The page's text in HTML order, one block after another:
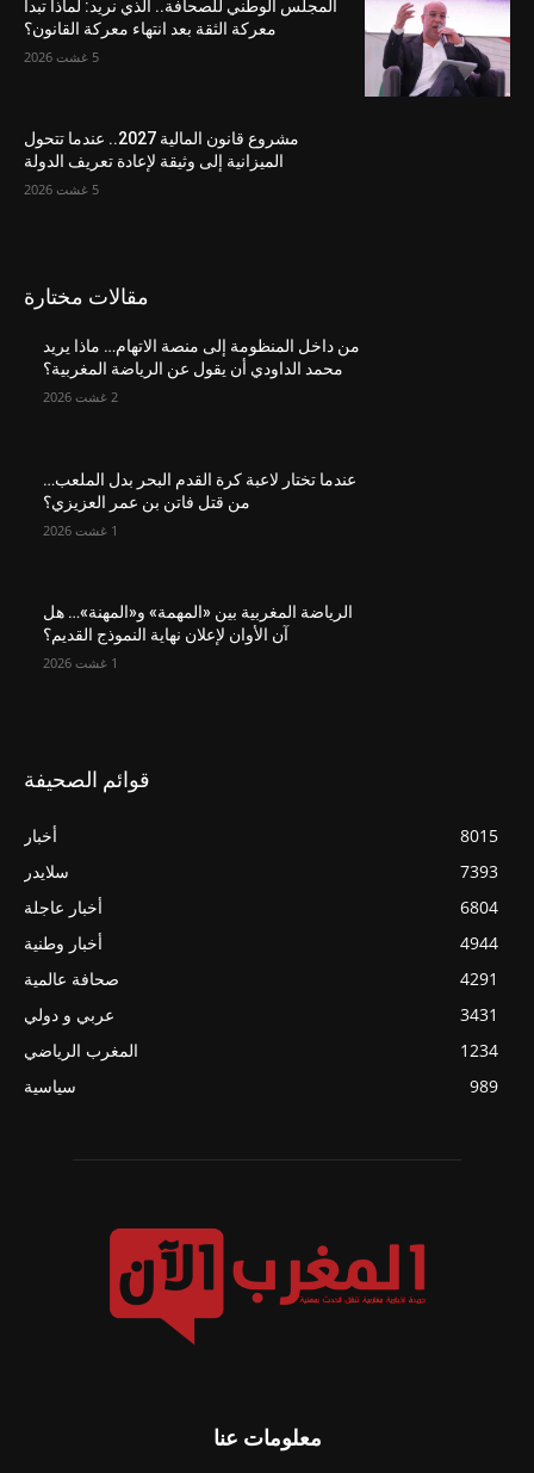
المجلس الوطني للصحافة.. الذي نريد: لماذا تبدأ
معركة الثقة بعد انتهاء معركة القانون؟
5 غشت 2026
مشروع قانون المالية 2027.. عندما تتحول
الميزانية إلى وثيقة لإعادة تعريف الدولة
5 غشت 2026
مقالات مختارة
من داخل المنظومة إلى منصة الاتهام… ماذا يريد
محمد الداودي أن يقول عن الرياضة المغربية؟
2 غشت 2026
عندما تختار لاعبة كرة القدم البحر بدل الملعب…
من قتل فاتن بن عمر العزيزي؟
1 غشت 2026
الرياضة المغربية بين «المهمة» و«المهنة»… هل
آن الأوان لإعلان نهاية النموذج القديم؟
1 غشت 2026
قوائم الصحيفة
أخبار
8015
سلايدر
7393
أخبار عاجلة
6804
أخبار وطنية
4944
صحافة عالمية
4291
عربي و دولي
3431
المغرب الرياضي
1234
سياسية
989
معلومات عنا